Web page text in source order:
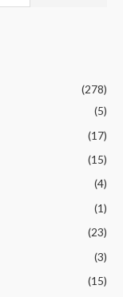
(278)
(5)
(17)
(15)
(4)
(1)
(23)
(3)
(15)